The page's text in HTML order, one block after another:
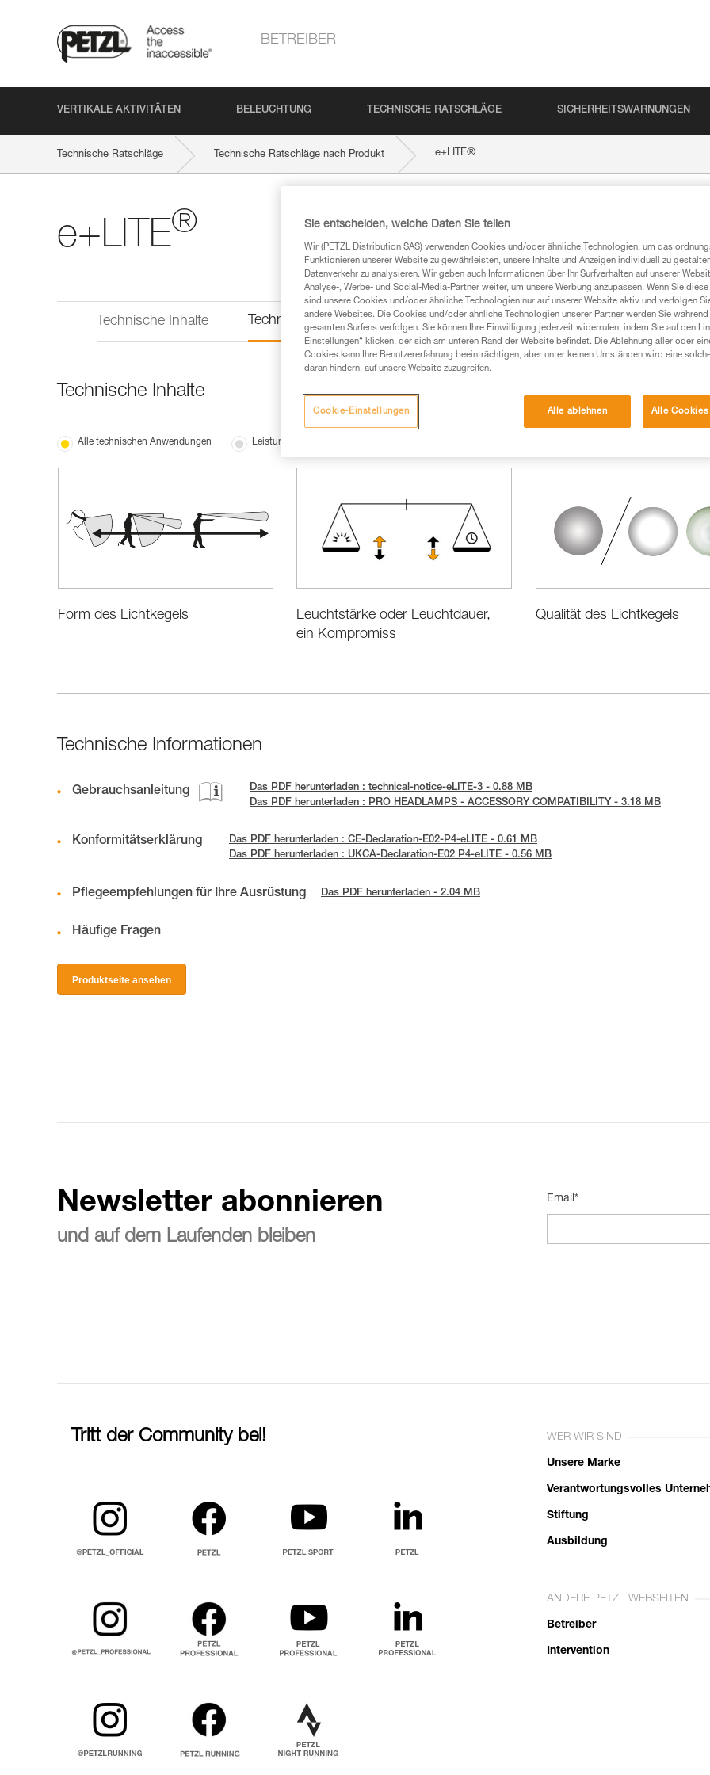
BETREIBER
VERTIKALE AKTIVITÄTEN BELEUCHTUNG TECHNISCHE RATSCHLÄGE SICHERHEITSWARNUNGEN
Technische Ratschläge Technische Ratschläge nach Produkt e+LITE®
e+LITE®
Technische Inhalte Technische Informationen
Technische Inhalte
Alle technischen Anwendungen Leistung und Produktinformationen
Form des Lichtkegels
Leuchtstärke oder Leuchtdauer,
ein Kompromiss
Qualität des Lichtkegels
Technische Informationen
Gebrauchsanleitung
Das PDF herunterladen : technical-notice-eLITE-3 - 0.88 MB
Das PDF herunterladen : PRO HEADLAMPS - ACCESSORY COMPATIBILITY - 3.18 MB
Konformitätserklärung
Das PDF herunterladen : CE-Declaration-E02-P4-eLITE - 0.61 MB
Das PDF herunterladen : UKCA-Declaration-E02 P4-eLITE - 0.56 MB
Pflegeempfehlungen für Ihre Ausrüstung Das PDF herunterladen - 2.04 MB
Häufige Fragen
Produktseite ansehen
Newsletter abonnieren
und auf dem Laufenden bleiben
Email*
Tritt der Community bei! WER WIR SIND
Unsere Marke
Verantwortungsvolles
Stiftung
Ausbildung
ANDERE PETZL WEBSEITEN
Betreiber
Intervention
Sie entscheiden, welche Daten Sie teilen
Wir (PETZL Distribution SAS) verwenden Cookies und/oder ähnliche Technologien, um das
Funktionieren unserer Website zu gewährleisten, unsere Inhalte und Anzeigen individuell zu
Datenverkehr zu analysieren. Wir geben auch Informationen über Ihr Surfverhalten auf unserer
Analyse-, Werbe- und Social-Media-Partner weiter, um unsere Werbung anzupassen. Wenn Sie
sind unsere Cookies und/oder ähnliche Technologien nur auf unserer Website aktiv und verfolgen
andere Websites. Die Cookies und/oder ähnliche Technologien unserer Partner werden Sie während
gesamten Surfens verfolgen. Sie können Ihre Einwilligung jederzeit widerrufen, indem Sie auf den
Einstellungen“ klicken, der sich am unteren Rand der Website befindet. Die Ablehnung aller oder
Cookies kann Ihre Benutzererfahrung beeinträchtigen, aber unter keinen Umständen wird eine
daran hindern, auf unsere Website zuzugreifen.
Alle ablehnen Alle
Cookie-Einstellungen